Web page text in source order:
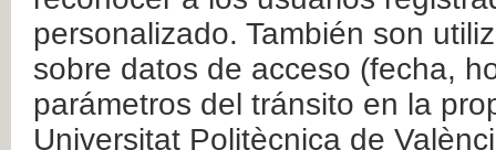
personalizado. También son
sobre datos de acceso (fecha,
parámetros del tránsito en la
Universitat Politècnica de